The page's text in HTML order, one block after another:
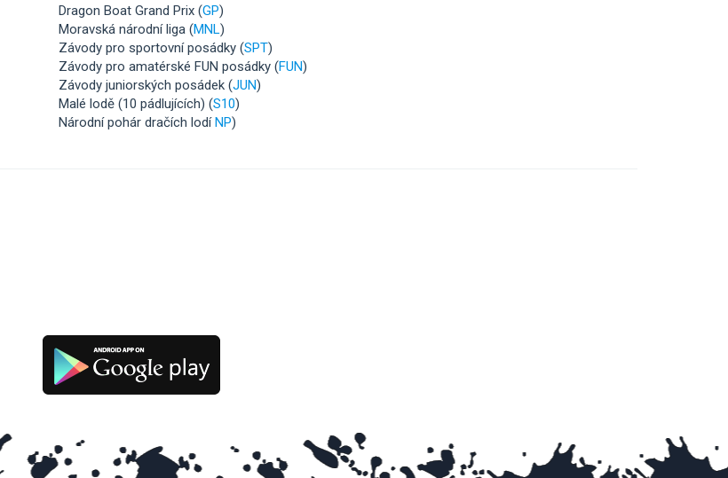
Dragon Boat Grand Prix (GP)
Moravská národní liga (MNL)
Závody pro sportovní posádky (SPT)
Závody pro amatérské FUN posádky (FUN)
Závody juniorských posádek (JUN)
Malé lodě (10 pádlujících) (S10)
Národní pohár dračích lodíNP)